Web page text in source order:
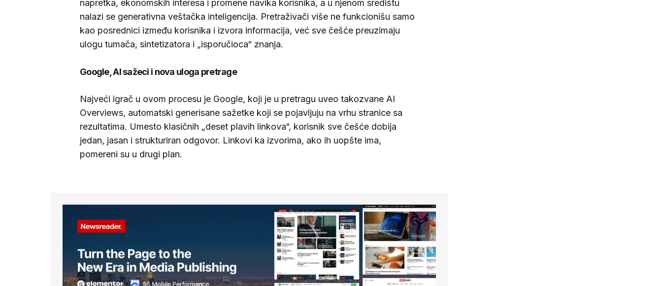
napretka, ekonomskih interesa i promene navika korisnika, a u njenom središtu
nalazi se generativna veštačka inteligencija. Pretraživači više ne funkcionišu samo
kao posrednici između korisnika i izvora informacija, već sve češće preuzimaju
ulogu tumača, sintetizatora i „isporučioca“ znanja.
Google, AI sažeci i nova uloga pretrage
Najveći igrač u ovom procesu je Google, koji je u pretragu uveo takozvane AI
Overviews, automatski generisane sažetke koji se pojavljuju na vrhu stranice sa
rezultatima. Umesto klasičnih „deset plavih linkova“, korisnik sve češće dobija
jedan, jasan i strukturiran odgovor. Linkovi ka izvorima, ako ih uopšte ima,
pomereni su u drugi plan.